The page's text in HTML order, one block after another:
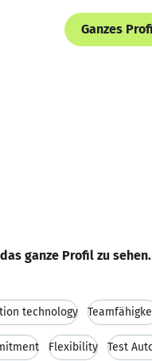
Ganzes
ganze Profil zu sehen.
technology
Flexibility Test